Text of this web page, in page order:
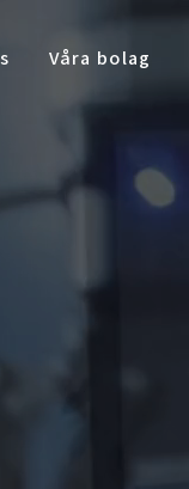
Våra bolag